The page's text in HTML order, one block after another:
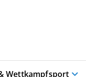
Wettkampfsport